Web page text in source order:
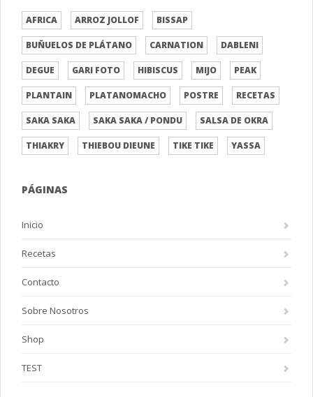
AFRICA ARROZ JOLLOF BISSAP
BUÑUELOS DE PLÁTANO CARNATION DABLENI
DEGUE GARI FOTO HIBISCUS MIJO PEAK
PLANTAIN PLATANOMACHO POSTRE RECETAS
SAKA SAKA SAKA SAKA / PONDU SALSA DE OKRA
THIAKRY THIEBOU DIEUNE TIKE TIKE YASSA
PÁGINAS
Inicio
Recetas
Contacto
Sobre Nosotros
Shop
TEST